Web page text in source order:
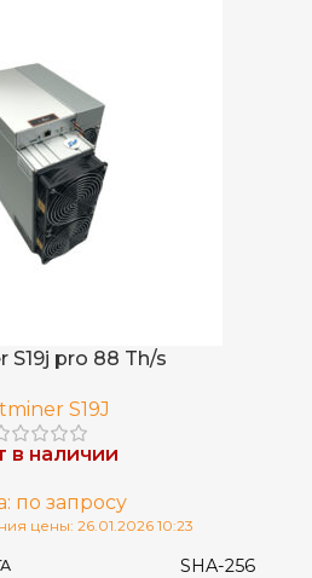
S19j pro 88 Th/s
S19J
в наличии
по запросу
цены: 26.01.2026 10:23
SHA-256